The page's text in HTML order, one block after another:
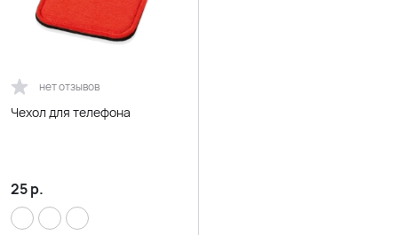
нет отзывов
Чехол для телефона
25р.